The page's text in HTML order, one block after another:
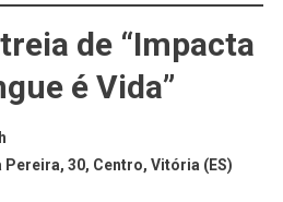
de “Impacta
é Vida”
Pereira, 30, Centro, Vitória (ES)